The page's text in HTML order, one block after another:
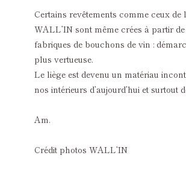
Certains revêtements comme ceux de
WALL’IN sont même crées à partir
fabriques de bouchons de vin :
plus vertueuse.
Le liège est devenu un matériau
nos intérieurs d’aujourd’hui et surtout
Am.
Crédit photos WALL’IN